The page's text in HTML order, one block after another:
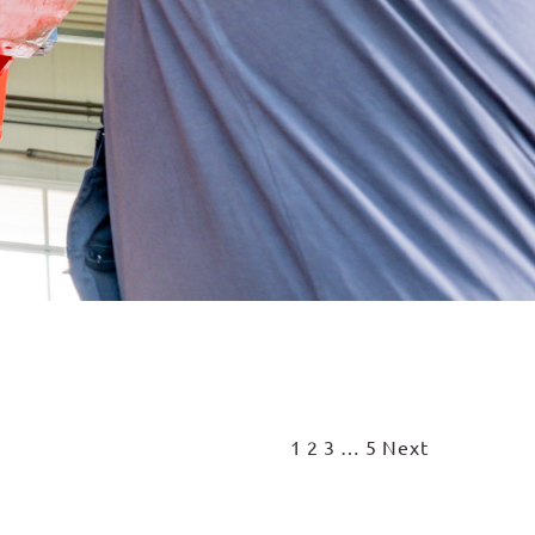
1 2 3 … 5 Next